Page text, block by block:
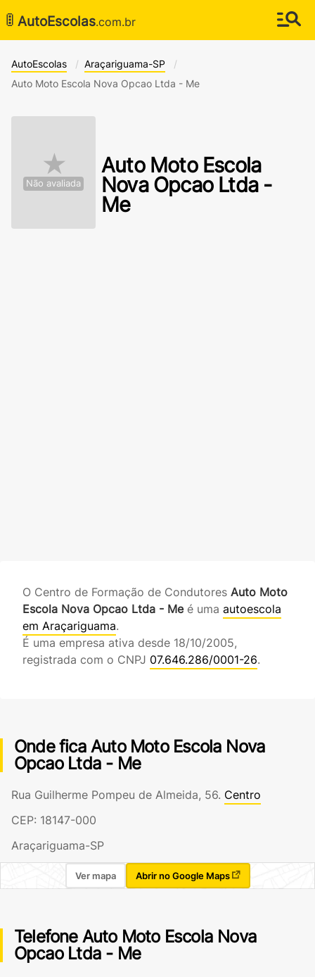
🚦 AutoEscolas.com.br
AutoEscolas
Araçariguama-SP
Auto Moto Escola Nova Opcao Ltda - Me
★
Não avaliada
Auto Moto Escola
Nova Opcao Ltda -
Me
O Centro de Formação de Condutores Auto Moto
Escola Nova Opcao Ltda - Meé uma autoescola
em Araçariguama.
É uma empresa ativa desde 18/10/2005,
registrada com o CNPJ 07.646.286/0001-26.
Onde fica Auto Moto Escola Nova
Opcao Ltda - Me
Rua Guilherme Pompeu de Almeida, 56. Centro
CEP: 18147-000
Araçariguama-SP
Ver mapa Abrir no Google Maps
Telefone Auto Moto Escola Nova
Opcao Ltda - Me